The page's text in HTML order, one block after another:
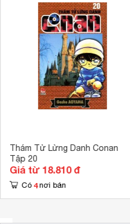
Thám Tử Lừng Danh Conan
Tập 20
Giá từ 18.810 đ
Có 4 nơi bán